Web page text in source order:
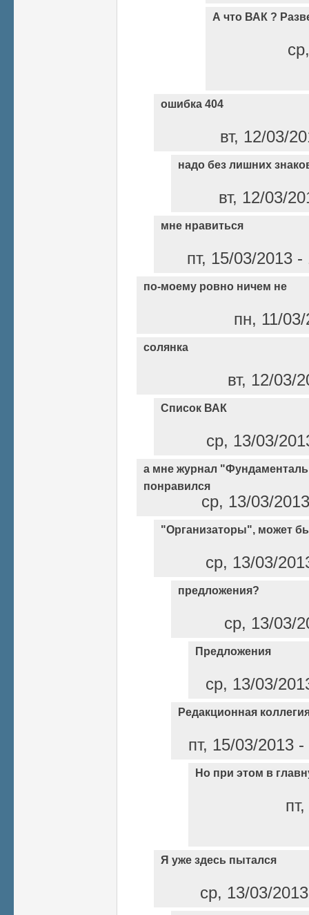
А что ВАК ?
ошибка 404
вт, 12/03/
надо без лишних
вт, 12/03/
мне нравиться
пт, 15/03/2013
по-моему ровно ничем не
пн, 11/
солянка
вт, 12/03/
Список ВАК
ср, 13/03/
а мне журнал
понравился
ср, 13/03/
"Организаторы", может
ср, 13/03/
предложения?
ср, 13/03/
Предложения
ср, 13/03/
Редакционная
пт, 15/03/2013
Но при этом в
Я уже здесь пытался
ср, 13/03/